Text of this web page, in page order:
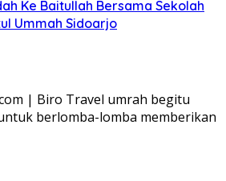
Ke Baitullah Bersama Sekolah
Ummah Sidoarjo
| Biro Travel umrah begitu
berlomba-lomba memberikan